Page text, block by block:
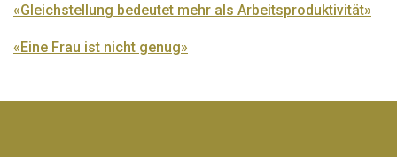
«Gleichstellung bedeutet mehr als Arbeitsproduktivität»
«Eine Frau ist nicht genug»